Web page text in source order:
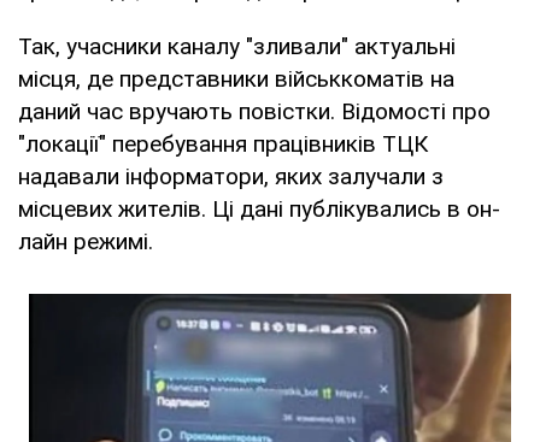
Так, учасники каналу "зливали" актуальні
місця, де представники військкоматів на
даний час вручають повістки. Відомості про
"локації" перебування працівників ТЦК
надавали інформатори, яких залучали з
місцевих жителів. Ці дані публікувались в он-
лайн режимі.